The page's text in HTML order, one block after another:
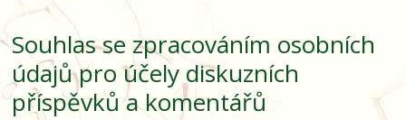
Souhlas se zpracováním osobních
údajů pro účely diskuzních
příspěvků a komentářů